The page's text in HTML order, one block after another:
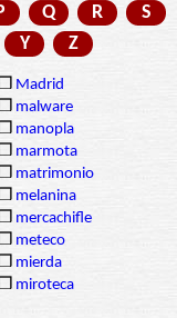
Q R
S
Y Z
Madrid
malware
manopla
marmota
matrimonio
melanina
mercachifle
meteco
mierda
miroteca